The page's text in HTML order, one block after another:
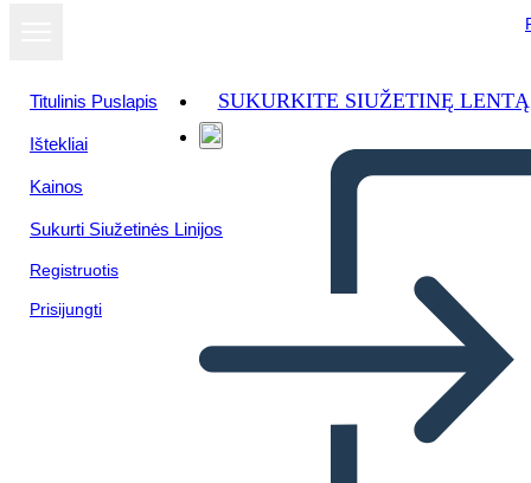
Titulinis Puslapis
Ištekliai
Kainos
Sukurti Siužetinės Linijos
Registruotis
Prisijungti
SUKURKITE SIUŽETINĘ LENTĄ